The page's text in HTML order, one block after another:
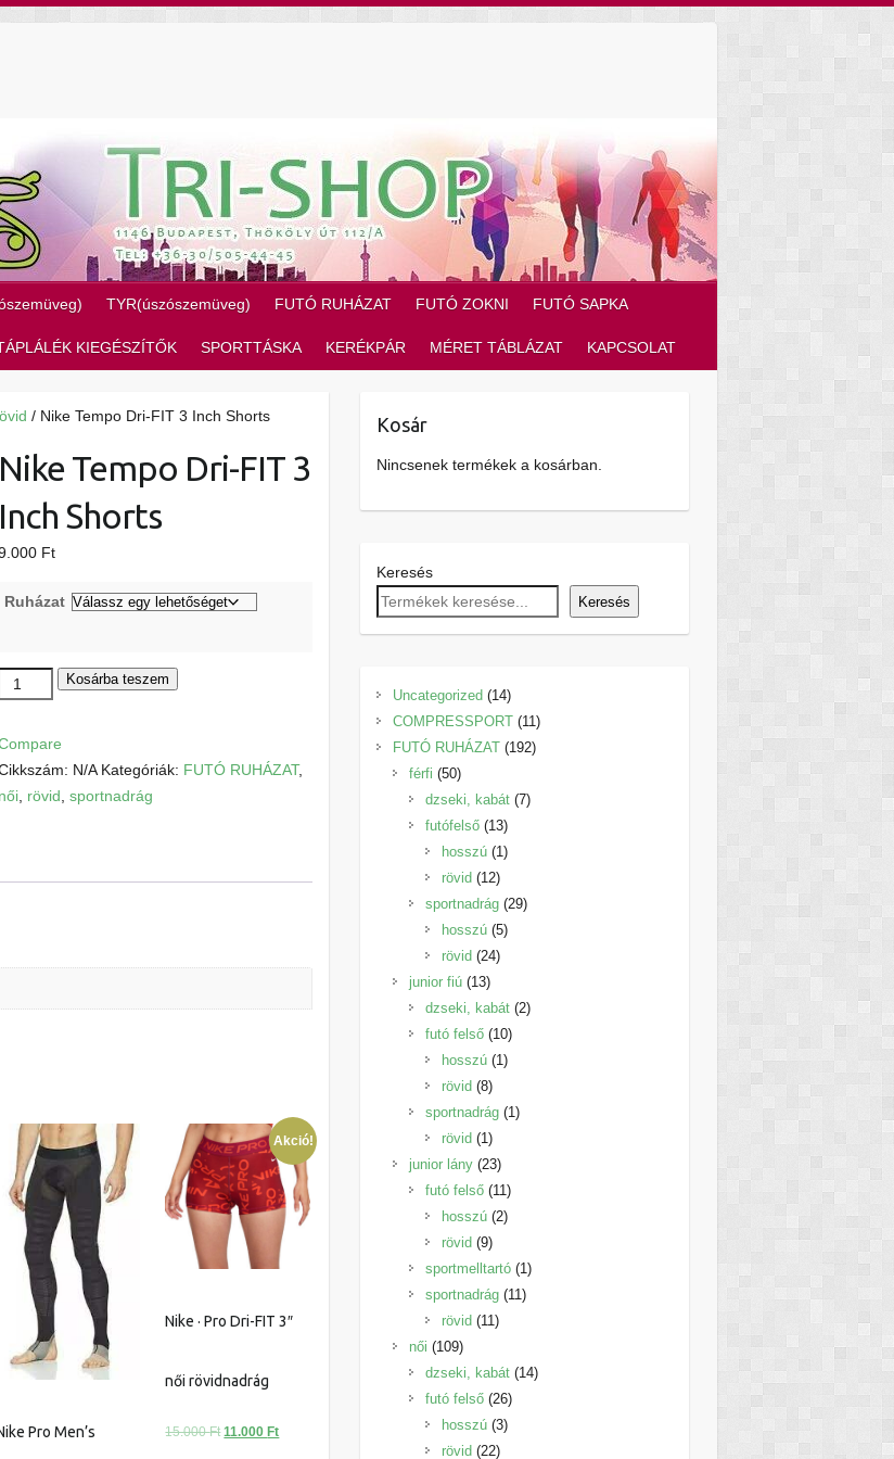
TYR(úszószemüveg) FUTÓ RUHÁZAT FUTÓ ZOKNI FUTÓ SAPKA
KIEGÉSZÍTŐK SPORTTÁSKA KERÉKPÁR MÉRET TÁBLÁZAT KAPCSOLAT
/ Nike Tempo Dri-FIT 3 Inch Shorts
Nike Tempo Dri-FIT 3
Inch Shorts
Ft
Ruházat
Nike
Kosárba teszem
N/A Kategóriák: FUTÓ RUHÁZAT,
női, rövid sportnadrág
Pro Men’s
Akció!
Nike · Pro Dri-FIT 3″
női rövidnadrág
15.000FtOriginal
11.000FtCurrent
Kosár
Nincsenek termékek a kosárban.
Keresés
Keresés
Uncategorized 1414
termék
COMPRESSPORT 1111
termék
FUTÓ RUHÁZAT 192192
férfi 5050
termék
dzseki, kabát 77
futófelső 1313
termék
hosszú 11
rövid 1212
termék
sportnadrág 2929
hosszú 55
rövid 2424
junior fiú 1313
termék
dzseki, kabát 22
futó felső 1010
termék
hosszú 11
rövid 88
termék
sportnadrág 11
rövid 11
termék
junior lány 2323
termék
futó felső 1111
termék
hosszú 22
rövid 99
termék
sportmelltartó 11
sportnadrág 1111
rövid 1111
női 109109
termék
dzseki, kabát 1414
futó felső 2626
termék
hosszú 33
rövid 2222